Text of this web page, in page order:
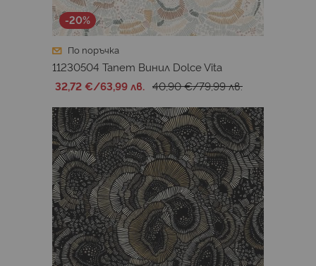
-20%
По поръчка
11230504 Тапет Винил Dolce Vita
32,72 €/63,99 лв. 40,90 €/79,99 лв.